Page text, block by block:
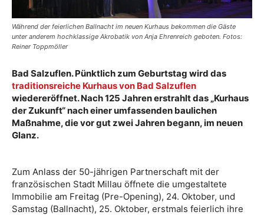
Während der feierlichen Ballnacht im neuen Kurhaus bekommen die Gäste
unter anderem hochklassige Akrobatik von Anja Ehrenreich geboten. Fotos:
Reiner Toppmöller
Bad Salzuflen. Pünktlich zum Geburtstag wird das
traditionsreiche Kurhaus von Bad Salzuflen
wiedereröffnet. Nach 125 Jahren erstrahlt das „Kurhaus
der Zukunft“ nach einer umfassenden baulichen
Maßnahme, die vor gut zwei Jahren begann, im neuen
Glanz.
Zum Anlass der 50-jährigen Partnerschaft mit der
französischen Stadt Millau öffnete die umgestaltete
Immobilie am Freitag (Pre-Opening), 24. Oktober, und
Samstag (Ballnacht), 25. Oktober, erstmals feierlich ihre